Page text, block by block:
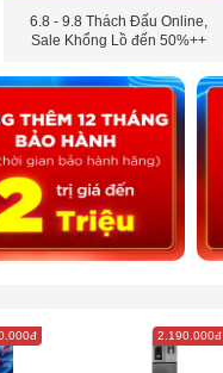
6.8 - 9.8 Thách Đấu Online,
Sale Khổng Lồ đến 50%++
2.190.000đ